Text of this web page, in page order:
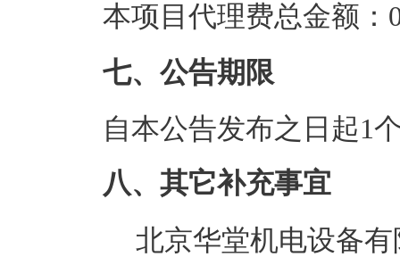
本项目代理费总金额：
七、公告期限
自本公告发布之日起1
八、其它补充事宜
北京华堂机电设备